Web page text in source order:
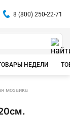
8 (800) 250-22-71
НЕДЕЛИ
мозаика